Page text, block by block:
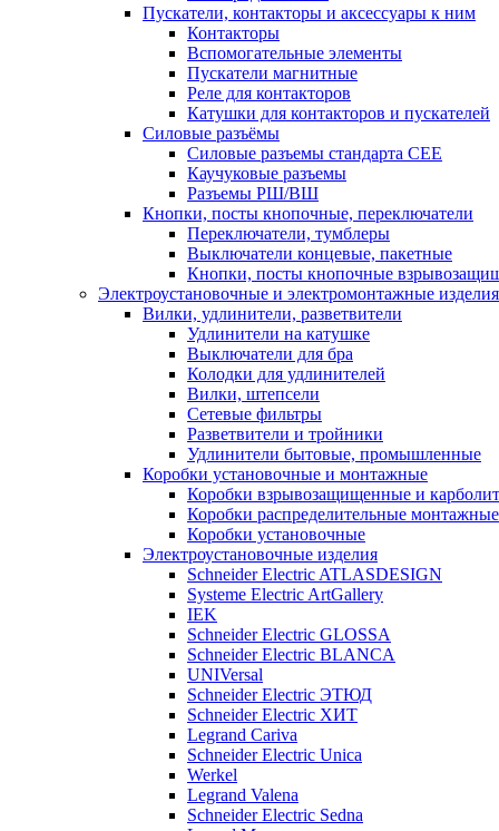
Пускатели, контакторы и аксессуары к ним
Контакторы
Вспомогательные элементы
Пускатели магнитные
Реле для контакторов
Катушки для контакторов и пускателей
Силовые разъёмы
Силовые разъемы стандарта СЕЕ
Каучуковые разъемы
Разъемы РШ/ВШ
Кнопки, посты кнопочные, переключатели
Переключатели, тумблеры
Выключатели концевые, пакетные
Кнопки, посты кнопочные
Электроустановочные и электромонтажные изделия
Вилки, удлинители, разветвители
Удлинители на катушке
Выключатели для бра
Колодки для удлинителей
Вилки, штепсели
Сетевые фильтры
Разветвители и тройники
Удлинители бытовые, промышленные
Коробки установочные и монтажные
Коробки взрывозащищенные и
Коробки распределительные монтажные
Коробки установочные
Электроустановочные изделия
Schneider Electric ATLASDESIGN
Systeme Electric ArtGallery
IEK
Schneider Electric GLOSSA
Schneider Electric BLANCA
UNIVersal
Schneider Electric ЭТЮД
Schneider Electric ХИТ
Legrand Cariva
Schneider Electric Unica
Werkel
Legrand Valena
Schneider Electric Sedna